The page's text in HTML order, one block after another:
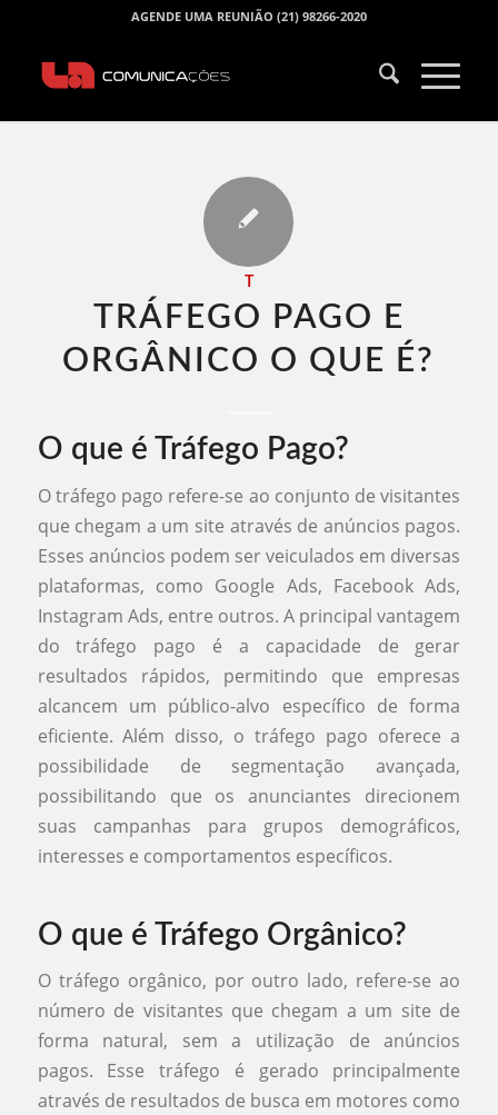
AGENDE UMA REUNIÃO (21) 98266-2020
T
TRÁFEGO PAGO E
ORGÂNICO O QUE É​?
O que é Tráfego Pago?
O tráfego pago refere-se ao conjunto de visitantes
que chegam a um site através de anúncios pagos.
Esses anúncios podem ser veiculados em diversas
plataformas, como Google Ads, Facebook Ads,
Instagram Ads, entre outros. A principal vantagem
do tráfego pago é a capacidade de gerar
resultados rápidos, permitindo que empresas
alcancem um público-alvo específico de forma
eficiente. Além disso, o tráfego pago oferece a
possibilidade de segmentação avançada,
possibilitando que os anunciantes direcionem
suas campanhas para grupos demográficos,
interesses e comportamentos específicos.
O que é Tráfego Orgânico?
O tráfego orgânico, por outro lado, refere-se ao
número de visitantes que chegam a um site de
forma natural, sem a utilização de anúncios
pagos. Esse tráfego é gerado principalmente
através de resultados de busca em motores como